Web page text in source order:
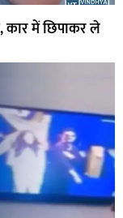
कार में छिपाकर ले